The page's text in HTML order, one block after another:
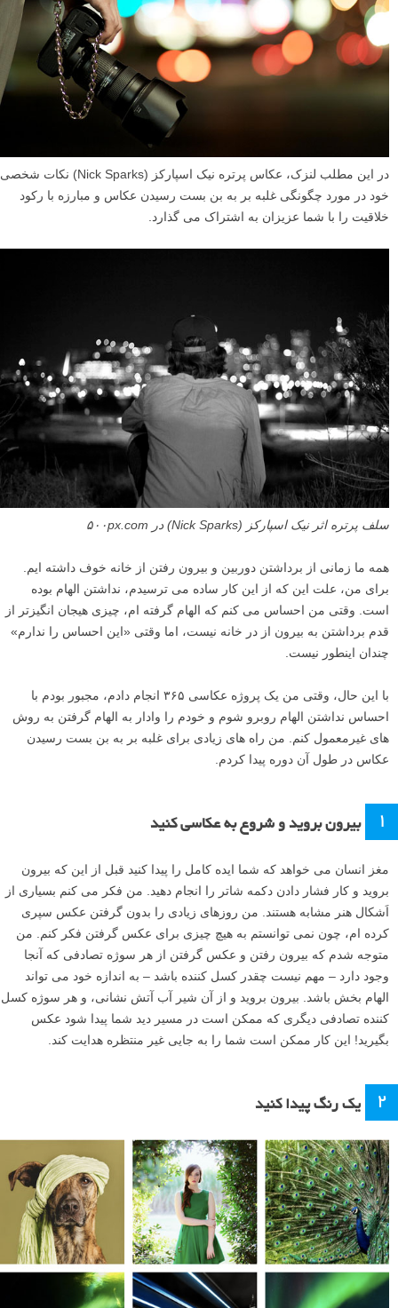
در این مطلب لنزک، عکاس پرتره نیک اسپارکز (Nick Sparks) نکات شخصی
خود در مورد چگونگی غلبه بر به بن بست رسیدن عکاس و مبارزه با رکود
خلاقیت را با شما عزیزان به اشتراک می گذارد.
سلف پرتره اثر نیک اسپارکز (Nick Sparks) در ۵۰۰px.com
همه ما زمانی از برداشتن دوربین و بیرون رفتن از خانه خوف داشته ایم.
برای من، علت این که از این کار ساده می ترسیدم، نداشتن الهام بوده
است. وقتی من احساس می کنم که الهام گرفته ام، چیزی هیجان انگیزتر از
قدم برداشتن به بیرون از در خانه نیست، اما وقتی «این احساس را ندارم»
چندان اینطور نیست.
با این حال، وقتی من یک پروژه عکاسی ۳۶۵ انجام دادم، مجبور بودم با
احساس نداشتن الهام روبرو شوم و خودم را وادار به الهام گرفتن به روش
های غیرمعمول کنم. من راه های زیادی برای غلبه بر به بن بست رسیدن
عکاس در طول آن دوره پیدا کردم.
۱ بیرون بروید و شروع به عکاسی کنید
مغز انسان می خواهد که شما ایده کامل را پیدا کنید قبل از این که بیرون
بروید و کار فشار دادن دکمه شاتر را انجام دهید. من فکر می کنم بسیاری از
اَشکال هنر مشابه هستند. من روزهای زیادی را بدون گرفتن عکس سپری
کرده ام، چون نمی توانستم به هیچ چیزی برای عکس گرفتن فکر کنم. من
متوجه شدم که بیرون رفتن و عکس گرفتن از هر سوژه تصادفی که آنجا
وجود دارد – مهم نیست چقدر کسل کننده باشد – به اندازه خود می تواند
الهام بخش باشد. بیرون بروید و از آن شیر آب آتش نشانی، و هر سوژه کسل
کننده تصادفی دیگری که ممکن است در مسیر دید شما پیدا شود عکس
بگیرید! این کار ممکن است شما را به جایی غیر منتظره هدایت کند.
۲ یک رنگ پیدا کنید